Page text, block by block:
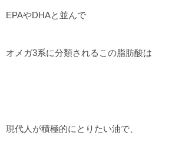
EPAやDHAと並んで
オメガ3系に分類されるこの脂肪酸は
現代人が積極的にとりたい油で、